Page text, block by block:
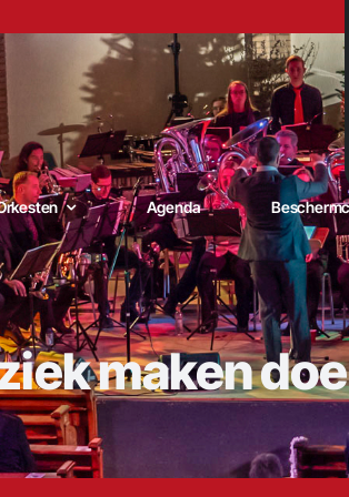
Agenda
maken
Kunst naar Kracht – De muzikale